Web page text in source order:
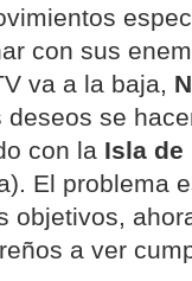
con sus
va a la baja,
deseos se
con la Isla de
El problema
objetivos,
a ver